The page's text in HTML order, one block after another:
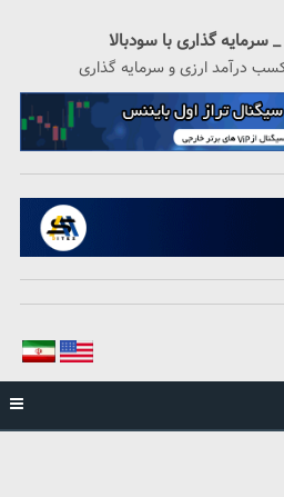
سرمایه گذاری با سودبالا
درآمد ارزی و سرمایه گذاری